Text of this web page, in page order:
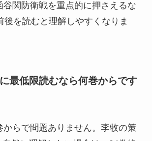
谷関防衛戦を重点的に押さえるな
後を読むと理解しやすくなりま
最低限読むなら何巻からです
からで問題ありません。李牧の策